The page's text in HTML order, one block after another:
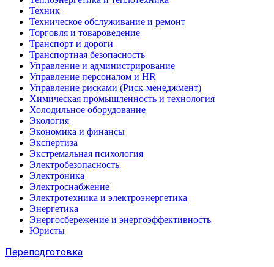
Техник
Техническое обслуживание и ремонт
Торговля и товароведение
Транспорт и дороги
Транспортная безопасность
Управление и администрирование
Управление персоналом и HR
Управление рисками (Риск-менеджмент)
Химическая промышленность и технология
Холодильное оборудование
Экология
Экономика и финансы
Экспертиза
Экстремальная психология
Электробезопасность
Электроника
Электроснабжение
Электротехника и электроэнергетика
Энергетика
Энергосбережение и энергоэффективность
Юристы
Переподготовка